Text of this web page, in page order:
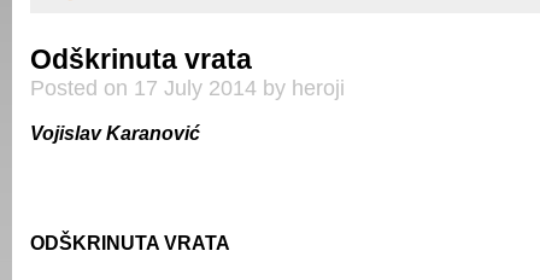
Odškrinuta vrata
Posted on 17 July 2014 by heroji
Vojislav Karanović
ODŠKRINUTA VRATA